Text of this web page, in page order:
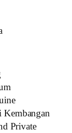
Kembangan
Private